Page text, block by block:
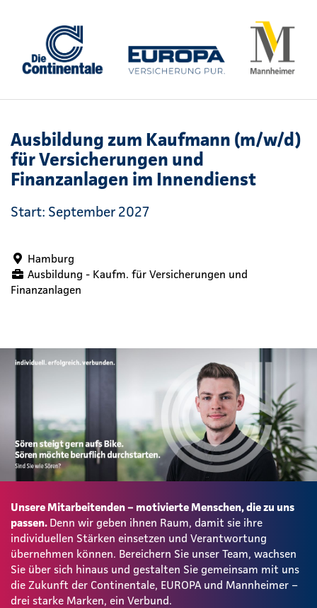
Ausbildung zum Kaufmann (m/w/d)
für Versicherungen und
Finanzanlagen im Innendienst
Start: September 2027
Hamburg
Ausbildung - Kaufm. für Versicherungen und
Finanzanlagen
Unsere Mitarbeitenden – motivierte Menschen, die zu uns
passen. Denn wir geben ihnen Raum, damit sie ihre
individuellen Stärken einsetzen und Verantwortung
übernehmen können. Bereichern Sie unser Team, wachsen
Sie über sich hinaus und gestalten Sie gemeinsam mit uns
die Zukunft der Continentale, EUROPA und Mannheimer –
drei starke Marken, ein Verbund.